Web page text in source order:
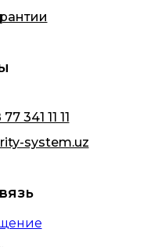
341 11 11
system.uz